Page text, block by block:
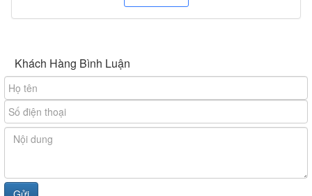
Khách Hàng Bình Luận